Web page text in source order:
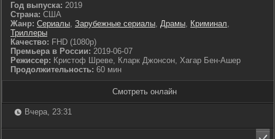
Год выпуска: 2019
Страна: США
Жанр: Сериалы, Зарубежные сериалы, Драмы, Криминал,
Триллеры
Качество: FHD (1080p)
Премьера в России: 2019-06-07
Режиссер: Кристоф Шреве, Кларк Джонсон, Хагар Бен-Ашер
Продолжительность: 60 мин
Смотреть онлайн
Вчера, 23:31